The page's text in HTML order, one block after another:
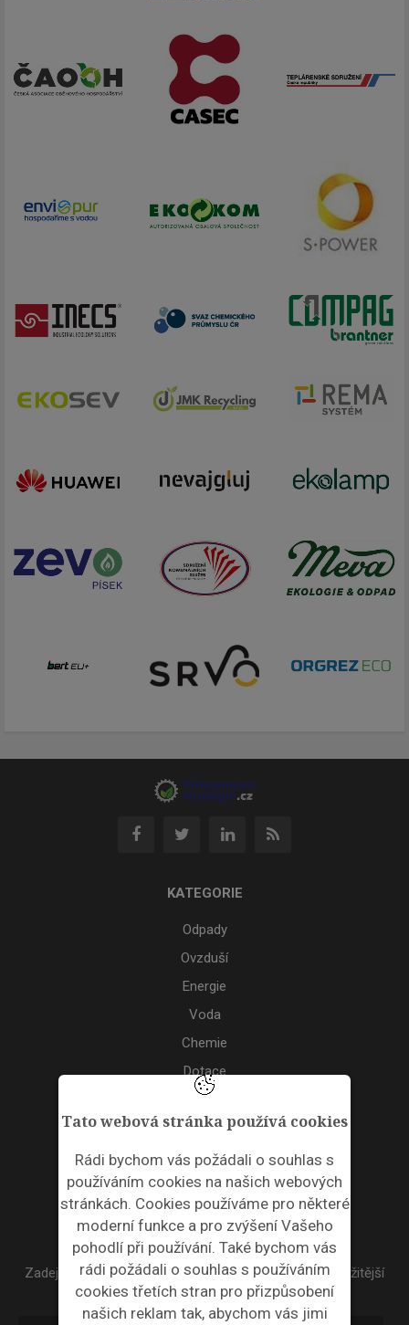
Tato webová stránka používá cookies
Rádi bychom vás požádali o souhlas s
používáním cookies na našich webových
stránkách. Cookies používáme pro některé
moderní funkce a pro zvýšení Vašeho
pohodlí při používání. Také bychom vás
rádi požádali o souhlas s používáním
cookies třetích stran pro přizpůsobení
našich reklam tak, abychom vás jimi
KATEGORIE
Odpady
Ovzduší
Energie
Voda
Chemie
Dotace
Akce
ODPADNÍ PLASTY
NEWSLETTER
Zadejte váš email a my Vám budeme zasílat ty nejdůležitější
informace, maximálně 1x týdně.